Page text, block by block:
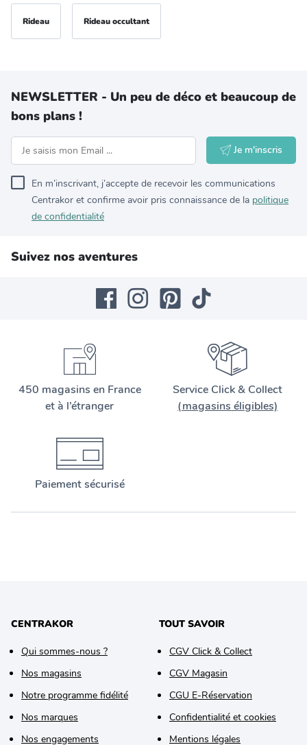
Rideau Rideau occultant
NEWSLETTER - Un peu de déco et beaucoup de
bons plans !
Je m'inscris
En m’inscrivant, j’accepte de recevoir les communications
Centrakor et confirme avoir pris connaissance de la politique
de confidentialité
Suivez nos aventures
450 magasins en France
et à l’étranger
Service Click & Collect
(magasins éligibles)
Paiement sécurisé
CENTRAKOR
Qui sommes-nous ?
Nos magasins
Notre programme fidélité
Nos marques
Nos engagements
TOUT SAVOIR
CGV Click & Collect
CGV Magasin
CGU E-Réservation
Confidentialité et cookies
Mentions légales